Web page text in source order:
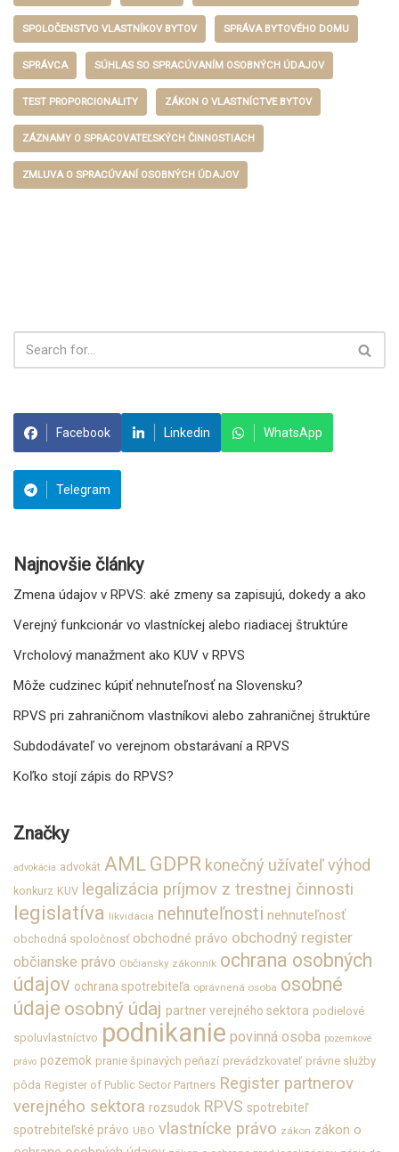
SPOLOČENSTVO VLASTNÍKOV BYTOV SPRÁVA BYTOVÉHO DOMU
SPRÁVCA SÚHLAS SO SPRACÚVANÍM OSOBNÝCH ÚDAJOV
TEST PROPORCIONALITY ZÁKON O VLASTNÍCTVE BYTOV
ZÁZNAMY O SPRACOVATEĽSKÝCH ČINNOSTIACH
ZMLUVA O SPRACÚVANÍ OSOBNÝCH ÚDAJOV
Facebook Linkedin WhatsApp
Telegram
Najnovšie články
Zmena údajov v RPVS: aké zmeny sa zapisujú, dokedy a ako
Verejný funkcionár vo vlastníckej alebo riadiacej štruktúre
Vrcholový manažment ako KUV v RPVS
Môže cudzinec kúpiť nehnuteľnosť na Slovensku?
RPVS pri zahraničnom vlastníkovi alebo zahraničnej štruktúre
Subdodávateľ vo verejnom obstarávaní a RPVS
Koľko stojí zápis do RPVS?
Značky
advokácia advokát AML GDPR konečný užívateľ výhod
konkurz KUV legalizácia príjmov z trestnej činnosti
legislatíva likvidácia nehnuteľnosti nehnuteľnosť
obchodná spoločnosť obchodné právo obchodný register
občianske právo Občiansky zákonník ochrana osobných
údajov ochrana spotrebiteľa oprávnená osoba osobné
údaje osobný údaj partner verejného sektora podielové
spoluvlastníctvo podnikanie povinná osoba pozemkové
právo pozemok pranie špinavých peňazí prevádzkovateľ právne služby
pôda Register of Public Sector Partners Register partnerov
verejného sektora rozsudok RPVS spotrebiteľ
spotrebiteľské právo UBO vlastnícke právo zákon zákon o